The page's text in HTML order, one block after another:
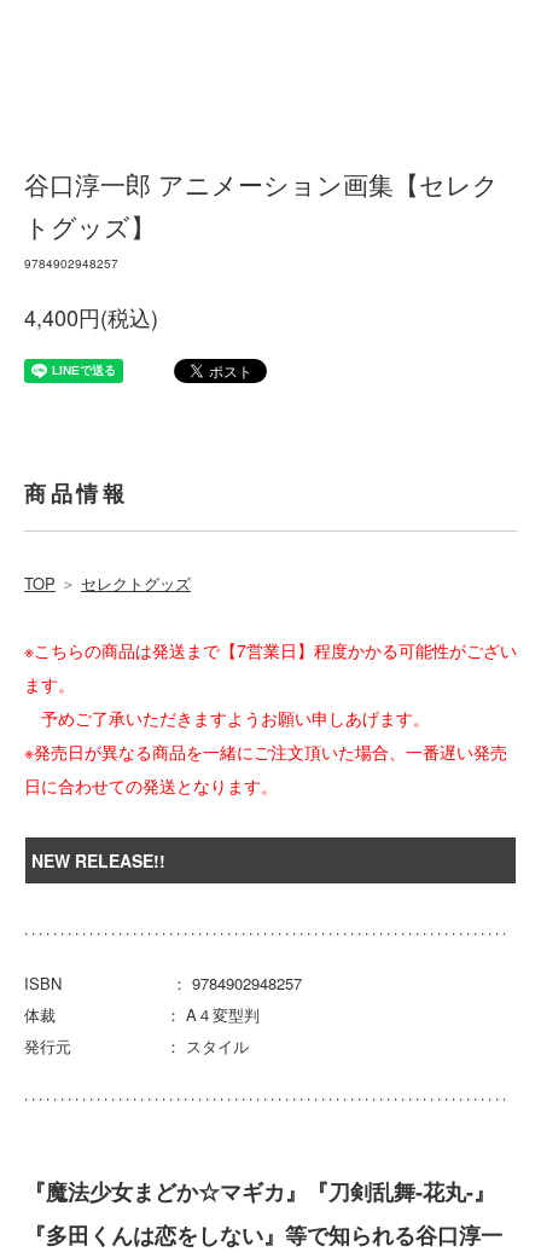
谷口淳一郎 アニメーション画集【セレク
トグッズ】
9784902948257
4,400円(税込)
商品情報
TOP ＞ セレクトグッズ
※こちらの商品は発送まで【7営業日】程度かかる可能性がござい
ます。
予めご了承いただきますようお願い申しあげます。
※発売日が異なる商品を一緒にご注文頂いた場合、一番遅い発売
日に合わせての発送となります。
NEW RELEASE!!
ISBN ： 9784902948257
体裁 ： A４変型判
発行元 ： スタイル
『魔法少女まどか☆マギカ』『刀剣乱舞-花丸-』
『多田くんは恋をしない』等で知られる谷口淳一